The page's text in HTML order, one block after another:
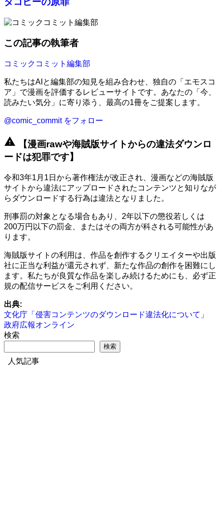
この記事の執筆者
コミックコミット編集部
私たちはAIと編集部の知見を組み合わせ、独自の「エモスコ
ア」で漫画を評価するレビューサイトです。あなたの「今、
読みたい気分」に寄り添う、最高の1冊をご提案します。
@comic_commit をフォロー
warning 【漫画rawや海賊版サイトからの違法ダウンロ
ードは犯罪です】
令和3年1月1日から著作権法が改正され、漫画などの海賊版
サイトから違法にアップロードされたコンテンツと知りなが
らダウンロードする行為は違法となりました。
刑事罰の対象となる場合もあり、2年以下の懲役若しくは
200万円以下の罰金、またはその両方が科される可能性があ
ります。
海賊版サイトの利用は、作品を創作するクリエイターや出版
社に正当な利益が還元されず、新たな作品の創作を困難にし
ます。私たちが良質な作品を楽しみ続けるためにも、必ず正
規の配信サービスをご利用ください。
出典:
文化庁「侵害コンテンツのダウンロード違法化について」
政府広報オンライン
検索
検索
人気記事